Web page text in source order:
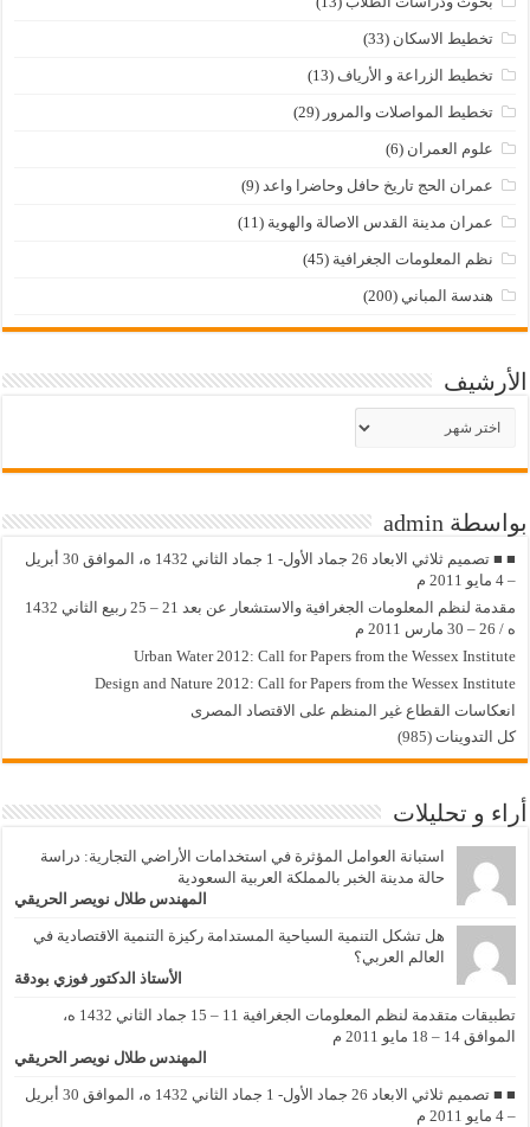
تخطيط الاسكان (33)
تخطيط الزراعة و الأرياف (13)
تخطيط المواصلات والمرور (29)
علوم العمران (6)
عمران الحج تاريخ حافل وحاضرا واعد (9)
عمران مدينة القدس الاصالة والهوية (11)
نظم المعلومات الجغرافية (45)
هندسة المباني (200)
الأرشيف
بواسطة admin
■ ■ تصميم ثلاثي الابعاد 26 جماد الأول- 1 جماد الثاني 1432 ه، الموافق 30 أبريل
– 4 مايو 2011 م
مقدمة لنظم المعلومات الجغرافية والاستشعار عن بعد 21 – 25 ربيع الثاني 1432
ه / 26 – 30 مارس 2011 م
Urban Water 2012: Call for Papers from the Wessex Institute
Design and Nature 2012: Call for Papers from the Wessex Institute‏
انعكاسات القطاع غير المنظم على الاقتصاد المصرى
كل التدوينات (985)
أراء و تحليلات
استبانة العوامل المؤثرة في استخدامات الأراضي التجارية: دراسة
حالة مدينة الخبر بالمملكة العربية السعودية
المهندس طلال نويصر الحريقي
هل تشكل التنمية السياحية المستدامة ركيزة التنمية الاقتصادية في
العالم العربي؟
الأستاذ الدكتور فوزي بودقة
تطبيقات متقدمة لنظم المعلومات الجغرافية 11 – 15 جماد الثاني 1432 ه،
الموافق 14 – 18 مايو 2011 م
المهندس طلال نويصر الحريقي
■ ■ تصميم ثلاثي الابعاد 26 جماد الأول- 1 جماد الثاني 1432 ه، الموافق 30 أبريل
– 4 مايو 2011 م